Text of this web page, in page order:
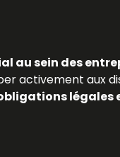
au sein des
activement aux
légales
désignation, leurs